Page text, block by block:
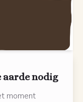
aarde nodig
moment